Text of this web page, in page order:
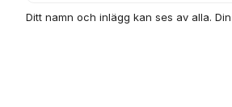
Ditt namn och inlägg kan ses av alla.